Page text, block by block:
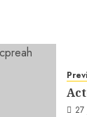
27